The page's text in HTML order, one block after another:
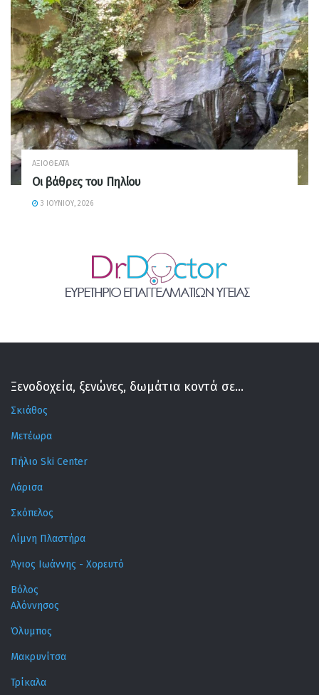
ΑΞΙΟΘΈΑΤΑ
Οι βάθρες του Πηλίου
3 ΙΟΥΝΊΟΥ, 2026
Ξενοδοχεία, ξενώνες, δωμάτια κοντά σε...
Σκιάθος
Μετέωρα
Πήλιο Ski Center
Λάρισα
Σκόπελος
Λίμνη Πλαστήρα
Άγιος Ιωάννης - Χορευτό
Βόλος
Αλόννησος
Όλυμπος
Μακρυνίτσα
Τρίκαλα